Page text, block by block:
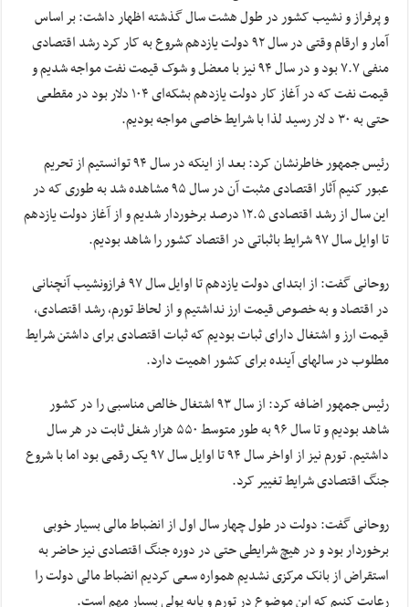
و پرفراز و نشیب کشور در طول هشت سال گذشته اظهار داشت: بر اساس
آمار و ارقام وقتی در سال ۹۲ دولت یازدهم شروع به کار کرد رشد اقتصادی
منفی ۷.۷ بود و در سال ۹۴ نیز با معضل و شوک قیمت نفت مواجه شدیم و
قیمت نفت که در آغاز کار دولت یازدهم بشکه‌ای ۱۰۴ دلار بود در مقطعی
حتی به ۳۰ د لار رسید لذا با شرایط خاصی مواجه بودیم.
رئیس جمهور خاطرنشان کرد: بعد از اینکه در سال ۹۴ توانستیم از تحریم
عبور کنیم آثار اقتصادی مثبت آن در سال ۹۵ مشاهده شد به طوری که در
این سال از رشد اقتصادی ۱۲.۵ درصد برخوردار شدیم و از آغاز دولت یازدهم
تا اوایل سال ۹۷ شرایط باثباتی در اقتصاد کشور را شاهد بودیم.
روحانی گفت: از ابتدای دولت یازدهم تا اوایل سال ۹۷ فرازونشیب آنچنانی
در اقتصاد و به خصوص قیمت ارز نداشتیم و از لحاظ تورم، رشد اقتصادی،
قیمت ارز و اشتغال دارای ثبات بودیم که ثبات اقتصادی برای داشتن شرایط
مطلوب در سالهای آینده برای کشور اهمیت دارد.
رئیس جمهور اضافه کرد: از سال ۹۳ اشتغال خالص مناسبی را در کشور
شاهد بودیم و تا سال ۹۶ به طور متوسط ۵۵۰ هزار شغل ثابت در هر سال
داشتیم. تورم نیز از اواخر سال ۹۴ تا اوایل سال ۹۷ یک رقمی بود اما با شروع
جنگ اقتصادی شرایط تغییر کرد.
روحانی گفت: دولت در طول چهار سال اول از انضباط مالی بسیار خوبی
برخوردار بود و در هیچ شرایطی حتی در دوره جنگ اقتصادی نیز حاضر به
استقراض از بانک مرکزی نشدیم همواره سعی کردیم انضباط مالی دولت را
رعایت کنیم که این موضوع در تورم و پایه پولی بسیار مهم است.